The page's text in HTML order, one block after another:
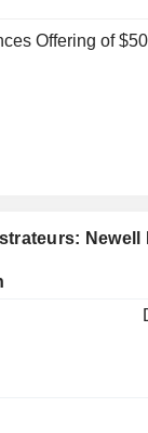
Offering of
Newell